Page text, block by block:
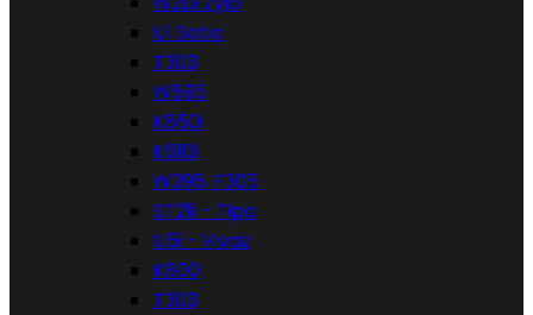
U1 Satio
T303
W595
K850i
K610i
W395, F305
ST21i - Tipo
U5i - Vivaz
K800
T303